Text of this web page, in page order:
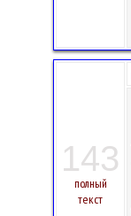
143
полный
текст